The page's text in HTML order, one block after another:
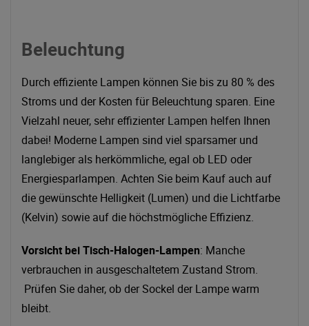
Beleuchtung
Durch effiziente Lampen können Sie bis zu 80 % des
Stroms und der Kosten für Beleuchtung sparen. Eine
Vielzahl neuer, sehr effizienter Lampen helfen Ihnen
dabei! Moderne Lampen sind viel sparsamer und
langlebiger als herkömmliche, egal ob LED oder
Energiesparlampen. Achten Sie beim Kauf auch auf
die gewünschte Helligkeit (Lumen) und die Lichtfarbe
(Kelvin) sowie auf die höchstmögliche Effizienz.
Vorsicht bei Tisch-Halogen-Lampen: Manche
verbrauchen in ausgeschaltetem Zustand Strom.
Prüfen Sie daher, ob der Sockel der Lampe warm
bleibt.